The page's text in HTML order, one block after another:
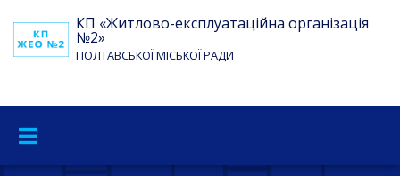
КП «Житлово-експлуатаційна організація
№2»
ПОЛТАВСЬКОЇ МІСЬКОЇ РАДИ